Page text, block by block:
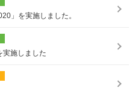
」を実施しました。
実施しました